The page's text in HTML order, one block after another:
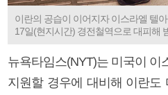
이란의 공습이 이어지자 이스라엘 텔
17일(현지시간) 경전철역으로 대피해
뉴욕타임스(NYT)는 미국이 이
지원할 경우에 대비해 이란도